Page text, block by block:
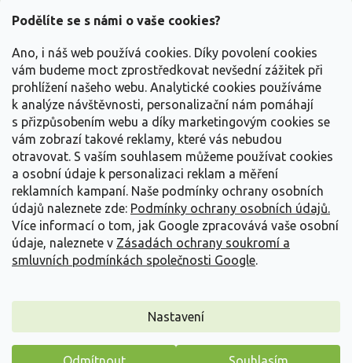
Podělíte se s námi o vaše cookies?
Ano, i náš web používá cookies. Díky povolení cookies
vám budeme moct zprostředkovat nevšední zážitek při
prohlížení našeho webu. Analytické cookies používáme
k analýze návštěvnosti, personalizační nám pomáhají
s přizpůsobením webu a díky marketingovým cookies se
vám zobrazí takové reklamy, které vás nebudou
otravovat. S vaším souhlasem můžeme používat cookies
a osobní údaje k personalizaci reklam a měření
reklamních kampaní. Naše podmínky ochrany osobních
údajů naleznete zde: Podmínky ochrany osobních údajů.
Více informací o tom, jak Google zpracovává vaše osobní
údaje, naleznete v Zásadách ochrany soukromí a
smluvních podmínkách společnosti Google.
Nastavení
Vše o nákupu
Informace pro Vás
Kontakujte nás
Vytvořil Shoptet
Copyright 2026 Zahradnictví Spomyšl . Všechna práva